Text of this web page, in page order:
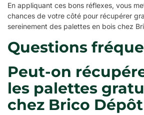
En appliquant ces bons réflexes, vous
chances de votre côté pour récupérer
sereinement des palettes en bois chez
Questions
Peut-on
les palettes
chez Brico